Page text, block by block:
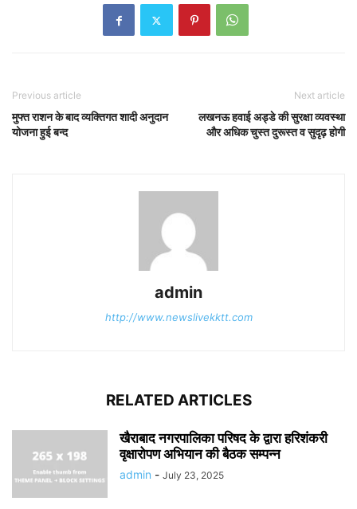
Previous article
मुफ्त राशन के बाद व्यक्तिगत शादी अनुदान
योजना हुई बन्द
Next article
लखनऊ हवाई अड्डे की सुरक्षा व्यवस्था
और अधिक चुस्त दुरूस्त व सुदृढ़ होगी
admin
http://www.newslivekktt.com
RELATED ARTICLES
खैराबाद नगरपालिका परिषद के द्वारा हरिशंकरी
वृक्षारोपण अभियान की बैठक सम्पन्न
admin - July 23, 2025